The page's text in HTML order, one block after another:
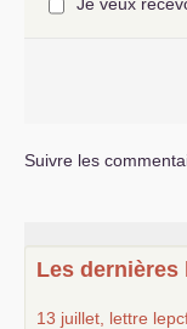
Je veux
Suivre les
Les dernières
13 juillet, lettre